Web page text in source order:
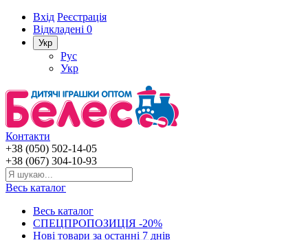
Вхід Реєстрація
Відкладені 0
Укр
Рус
Укр
Контакти
+38 (050) 502-14-05
+38 (067) 304-10-93
Весь каталог
Весь каталог
СПЕЦПРОПОЗИЦІЯ -20%
Нові товари за останнi 7 днiв